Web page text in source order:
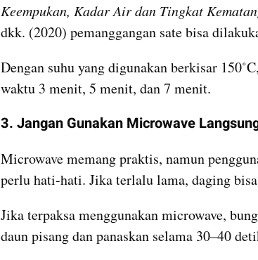
Keempukan, Kadar Air dan Tingkat
dkk. (2020) pemanggangan sate bisa
Dengan suhu yang digunakan berkisar
waktu 3 menit, 5 menit, dan 7 menit.
3. Jangan Gunakan Microwave
Microwave memang praktis, namun
perlu hati-hati. Jika terlalu lama, daging
Jika terpaksa menggunakan microwave,
daun pisang dan panaskan selama 30–40